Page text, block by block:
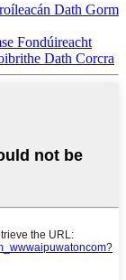
Dath Gorm
Fondúireacht
Dath Corcra